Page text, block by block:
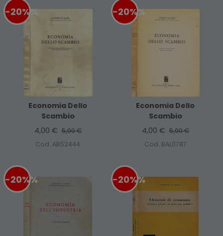
-20%%
Economia Dello
Scambio
4,00 € 5,00 €
Cod. ABS2444
-20%%
Economia Dello
Scambio
4,00 € 5,00 €
Cod. BAL0787
-20%% -20%%